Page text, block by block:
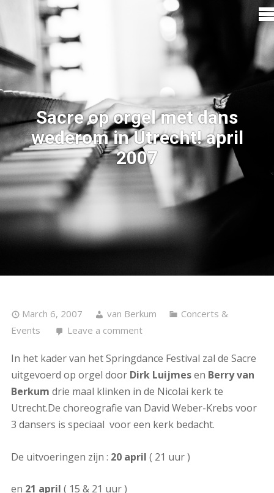
Sacre op orgel met dans
wederom in Utrecht! april
2007
March 6, 2007 van Berkum
Concerts &
Events
Leave a comment
In het kader van het Springdance Festival zal de Sacre
uitgevoerd op orgel door Dirk Luijmesen Berry van
Berkum drie maal klinken in de Nicolai kerk te
Utrecht.De choreografie van David Weber-Krebs voor
3 dansers is speciaal voor een kerk bedacht.
De uitvoeringen zijn : 20 april ( 21 uur )
en 21 april ( 15 & 21 uur )